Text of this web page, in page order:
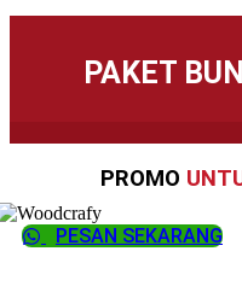
PAKET
PROMO
PESAN SEKARANG